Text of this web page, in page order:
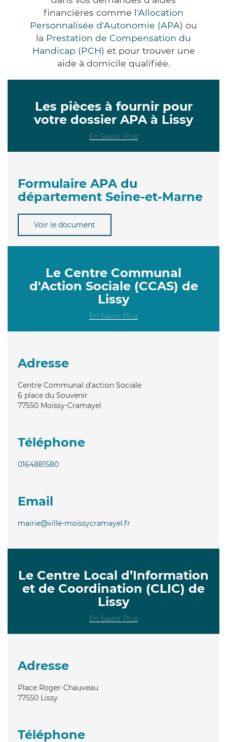
financières comme l'Allocation
Personnalisée d'Autonomie (APA) ou
la Prestation de Compensation du
Handicap (PCH) et pour trouver une
aide à domicile qualifiée.
Les pièces à fournir pour
votre dossier APA à Lissy
En Savoir Plus
Formulaire APA du
département Seine-et-Marne
Voir le document
Le Centre Communal
d'Action Sociale (CCAS) de
Lissy
En Savoir Plus
Adresse
Centre Communal d'action Sociale
6 place du Souvenir
77550 Moissy-Cramayel
Téléphone
0164881580
Email
mairie@ville-moissycramayel.fr
Le Centre Local d’Information
et de Coordination (CLIC) de
Lissy
En Savoir Plus
Adresse
Place Roger-Chauveau
77550 Lissy
Téléphone